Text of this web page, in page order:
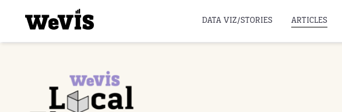
DATA VIZ/STORIES ARTICLES